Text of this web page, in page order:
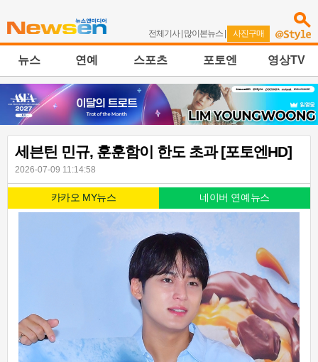
전체기사| 많이본뉴스 | 사진구매
뉴스 연예 스포츠 포토엔 영상TV
세븐틴 민규, 훈훈함이 한도 초과 [포토엔HD]
2026-07-09 11:14:58
카카오 MY뉴스 네이버 연예뉴스